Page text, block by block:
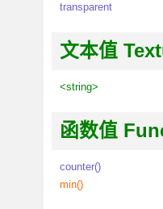
transparent
文本值
<string>
函数值
counter()
min()